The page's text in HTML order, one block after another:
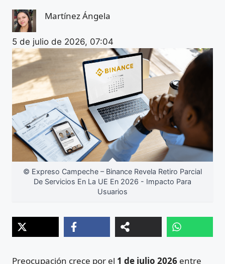
Martínez Ángela
5 de julio de 2026, 07:04
© Expreso Campeche – Binance Revela Retiro Parcial
De Servicios En La UE En 2026 - Impacto Para
Usuarios
Preocupación crece por el 1 de julio 2026 entre